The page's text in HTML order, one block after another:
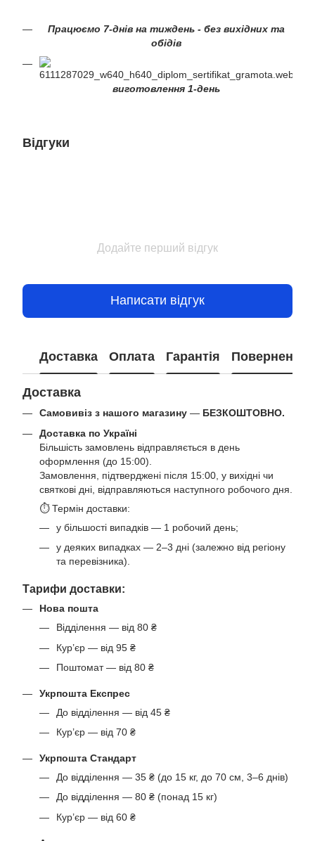
Працюємо 7-днів на тиждень - без вихідних та
обідів
виготовлення 1-день
Відгуки
Додайте перший відгук
Написати відгук
Доставка Оплата Гарантія Повернення
Доставка
Самовивіз з нашого магазину — БЕЗКОШТОВНО.
Доставка по Україні
Більшість замовлень відправляється в день
оформлення (до 15:00).
Замовлення, підтверджені після 15:00, у вихідні чи
святкові дні, відправляються наступного робочого дня.
⏱ Термін доставки:
у більшості випадків — 1 робочий день;
у деяких випадках — 2–3 дні (залежно від регіону
та перевізника).
Тарифи доставки:
Нова пошта
Відділення — від 80 ₴
Кур’єр — від 95 ₴
Поштомат — від 80 ₴
Укрпошта Експрес
До відділення — від 45 ₴
Кур’єр — від 70 ₴
Укрпошта Стандарт
До відділення — 35 ₴ (до 15 кг, до 70 см, 3–6 днів)
До відділення — 80 ₴ (понад 15 кг)
Кур’єр — від 60 ₴